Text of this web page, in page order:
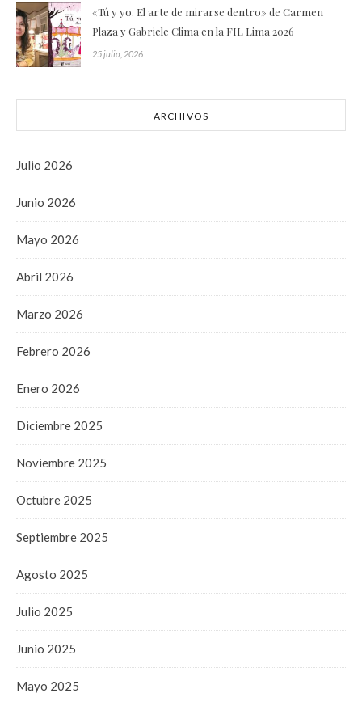
«Tú y yo. El arte de mirarse dentro» de Carmen
Plaza y Gabriele Clima en la FIL Lima 2026
25 julio, 2026
ARCHIVOS
Julio 2026
Junio 2026
Mayo 2026
Abril 2026
Marzo 2026
Febrero 2026
Enero 2026
Diciembre 2025
Noviembre 2025
Octubre 2025
Septiembre 2025
Agosto 2025
Julio 2025
Junio 2025
Mayo 2025